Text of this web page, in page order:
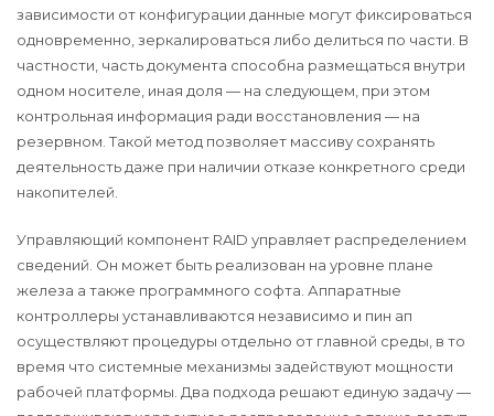
зависимости от конфигурации данные могут фиксироваться
одновременно, зеркалироваться либо делиться по части. В
частности, часть документа способна размещаться внутри
одном носителе, иная доля — на следующем, при этом
контрольная информация ради восстановления — на
резервном. Такой метод позволяет массиву сохранять
деятельность даже при наличии отказе конкретного среди
накопителей.
Управляющий компонент RAID управляет распределением
сведений. Он может быть реализован на уровне плане
железа а также программного софта. Аппаратные
контроллеры устанавливаются независимо и пин ап
осуществляют процедуры отдельно от главной среды, в то
время что системные механизмы задействуют мощности
рабочей платформы. Два подхода решают единую задачу —